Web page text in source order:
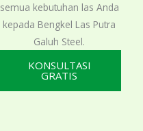
semua kebutuhan las Anda
kepada Bengkel Las Putra
Galuh Steel.
KONSULTASI
GRATIS